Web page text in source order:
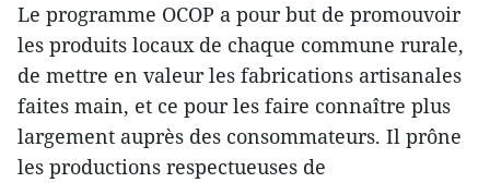
Le programme OCOP a pour but de promouvoir
les produits locaux de chaque commune rurale,
de mettre en valeur les fabrications artisanales
faites main, et ce pour les faire connaître plus
largement auprès des consommateurs. Il prône
les productions respectueuses de